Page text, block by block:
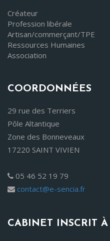
Créateur
Profession libérale
Artisan/commerçant/TPE
Ressources Humaines
Association
COORDONNÉES
29 rue des Terriers
Pôle Altantique
Zone des Bonneveaux
17220 SAINT VIVIEN
05 46 52 19 79
contact@e-sencia.fr
CABINET INSCRIT